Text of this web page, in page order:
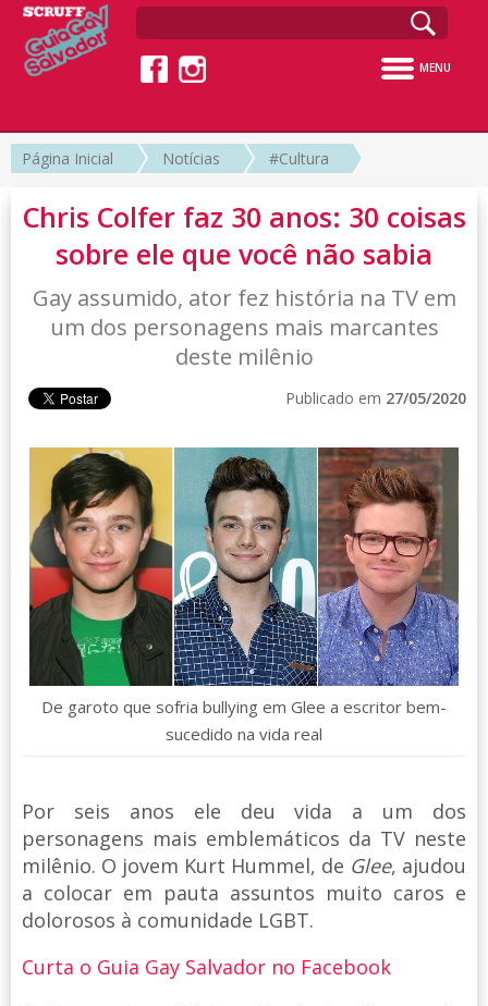
MENU
Página Inicial Notícias #Cultura
Chris Colfer faz 30 anos: 30 coisas
sobre ele que você não sabia
Gay assumido, ator fez história na TV em
um dos personagens mais marcantes
deste milênio
Publicado em 27/05/2020
De garoto que sofria bullying em Glee a escritor bem-
sucedido na vida real
Por seis anos ele deu vida a um dos
personagens mais emblemáticos da TV neste
milênio. O jovem Kurt Hummel, de Glee, ajudou
a colocar em pauta assuntos muito caros e
dolorosos à comunidade LGBT.
Curta o Guia Gay Salvador no Facebook